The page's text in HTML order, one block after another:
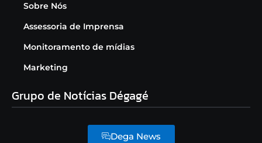
Sobre Nós
Assessoria de Imprensa
Monitoramento de mídias
Marketing
Grupo de Notícias Dégagé
Dega News